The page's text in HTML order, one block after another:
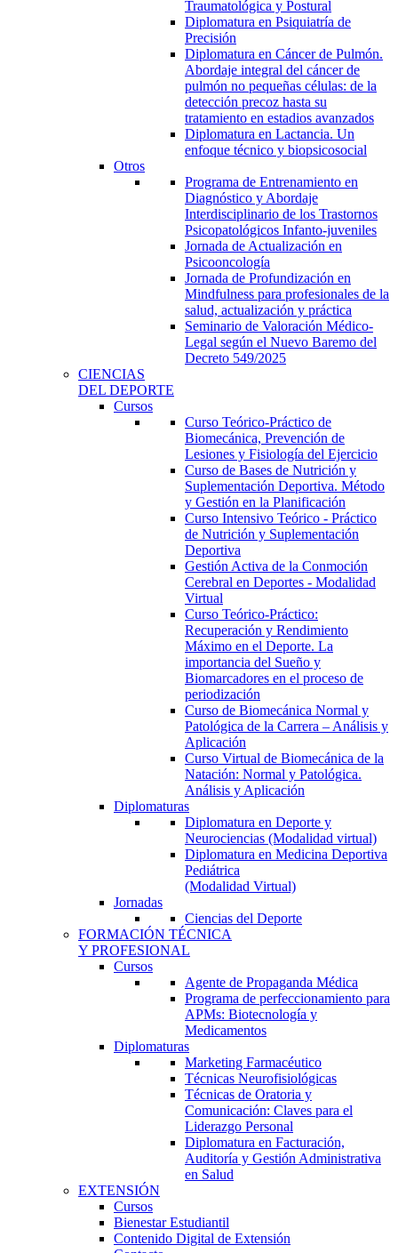
Traumatológica y Postural
Diplomatura en Psiquiatría de
Precisión
Diplomatura en Cáncer de Pulmón.
Abordaje integral del cáncer de
pulmón no pequeñas células: de la
detección precoz hasta su
tratamiento en estadios avanzados
Diplomatura en Lactancia. Un
enfoque técnico y biopsicosocial
Otros
Programa de Entrenamiento en
Diagnóstico y Abordaje
Interdisciplinario de los Trastornos
Psicopatológicos Infanto-juveniles
Jornada de Actualización en
Psicooncología
Jornada de Profundización en
Mindfulness para profesionales de la
salud, actualización y práctica
Seminario de Valoración Médico-
Legal según el Nuevo Baremo del
Decreto 549/2025
CIENCIAS
DEL DEPORTE
Cursos
Curso Teórico-Práctico de
Biomecánica, Prevención de
Lesiones y Fisiología del Ejercicio
Curso de Bases de Nutrición y
Suplementación Deportiva. Método
y Gestión en la Planificación
Curso Intensivo Teórico - Práctico
de Nutrición y Suplementación
Deportiva
Gestión Activa de la Conmoción
Cerebral en Deportes - Modalidad
Virtual
Curso Teórico-Práctico:
Recuperación y Rendimiento
Máximo en el Deporte. La
importancia del Sueño y
Biomarcadores en el proceso de
periodización
Curso de Biomecánica Normal y
Patológica de la Carrera – Análisis y
Aplicación
Curso Virtual de Biomecánica de la
Natación: Normal y Patológica.
Análisis y Aplicación
Diplomaturas
Diplomatura en Deporte y
Neurociencias (Modalidad virtual)
Diplomatura en Medicina Deportiva
Pediátrica
(Modalidad Virtual)
Jornadas
Ciencias del Deporte
FORMACIÓN TÉCNICA
Y PROFESIONAL
Cursos
Agente de Propaganda Médica
Programa de perfeccionamiento para
APMs: Biotecnología y
Medicamentos
Diplomaturas
Marketing Farmacéutico
Técnicas Neurofisiológicas
Técnicas de Oratoria y
Comunicación: Claves para el
Liderazgo Personal
Diplomatura en Facturación,
Auditoría y Gestión Administrativa
en Salud
EXTENSIÓN
Cursos
Bienestar Estudiantil
Contenido Digital de Extensión